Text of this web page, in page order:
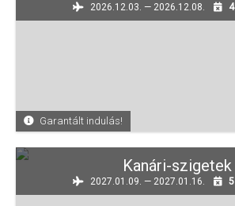
2026.12.03. — 2026.12.08.
Garantált indulás!
Kanári-szigetek
2027.01.09. — 2027.01.16.